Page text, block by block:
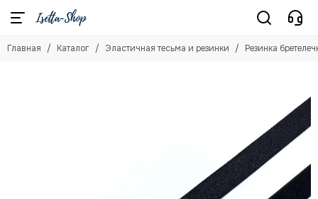
Эластичная тесьма и резинки
Главная Каталог Эластичная тесьма и резинки Резинка